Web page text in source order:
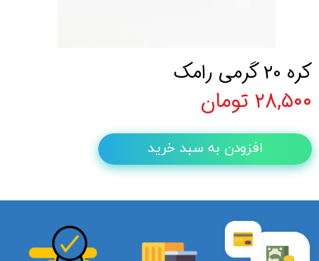
کره 20 گرمی رامک
۲۸,۵۰۰ تومان
افزودن به سبد خرید